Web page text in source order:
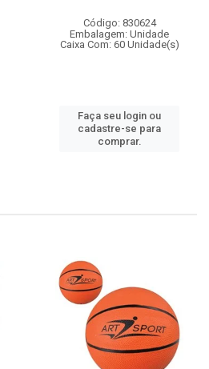
Código: 830624
Embalagem: Unidade
Caixa Com: 60 Unidade(s)
Faça seu login ou
cadastre-se para
comprar.